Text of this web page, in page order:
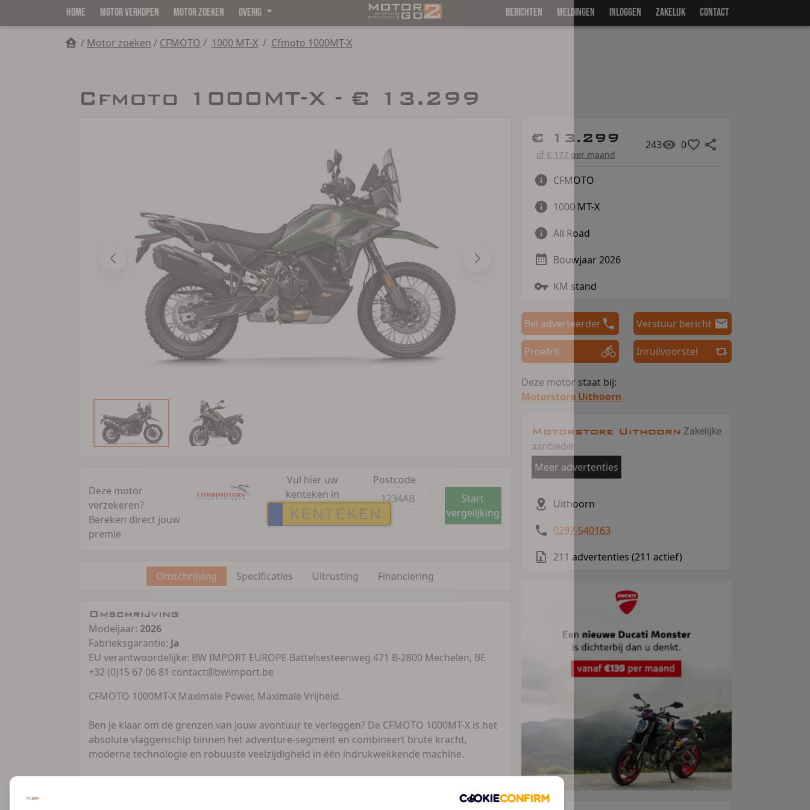
HOME MOTOR VERKOPEN MOTOR ZOEKEN OVERIG BERICHTEN MELDINGEN INLOGGEN ZAKELIJK CONTACT
/ Motor zoeken / CFMOTO / 1000 MT-X / Cfmoto 1000MT-X
Cfmoto 1000MT-X - € 13.299
Deze motor
verzekeren?
Bereken direct jouw
premie
Vul hier uw
kenteken in
Postcode
Start
vergelijking
Omschrijving Specificaties Uitrusting Financiering
Omschrijving
Modeljaar: 2026
Fabrieksgarantie: Ja
EU verantwoordelijke: BW IMPORT EUROPE Battelsesteenweg 471 B-2800 Mechelen, BE
+32 (0)15 67 06 81 contact@bwimport.be
CFMOTO 1000MT-X Maximale Power, Maximale Vrijheid.
Ben je klaar om de grenzen van jouw avontuur te verleggen? De CFMOTO 1000MT-X is het
absolute vlaggenschip binnen het adventure-segment en combineert brute kracht,
moderne technologie en robuuste veelzijdigheid in één indrukwekkende machine.
€ 13.299
of € 177 per maand
243 0
CFMOTO
1000 MT-X
All Road
Bouwjaar 2026
KM stand
Bel adverteerder Verstuur bericht
Proefrit Inruilvoorstel
Deze motor staat bij:
Motorstore Uithoorn
Motorstore Uithoorn Zakelijke
aanbieder
Meer advertenties
Uithoorn
0297-540163
211 advertenties (211 actief)